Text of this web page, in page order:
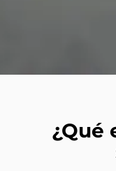
¿Qué